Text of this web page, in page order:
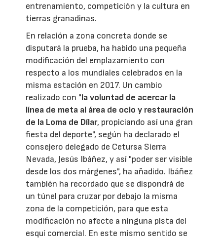
entrenamiento, competición y la cultura en
tierras granadinas.
En relación a zona concreta donde se
disputará la prueba, ha habido una pequeña
modificación del emplazamiento con
respecto a los mundiales celebrados en la
misma estación en 2017. Un cambio
realizado con "la voluntad de acercar la
línea de meta al área de ocio y restauración
de la Loma de Dílar, propiciando así una gran
fiesta del deporte", según ha declarado el
consejero delegado de Cetursa Sierra
Nevada, Jesús Ibáñez, y así "poder ser visible
desde los dos márgenes", ha añadido. Ibáñez
también ha recordado que se dispondrá de
un túnel para cruzar por debajo la misma
zona de la competición, para que esta
modificación no afecte a ninguna pista del
esquí comercial. En este mismo sentido se